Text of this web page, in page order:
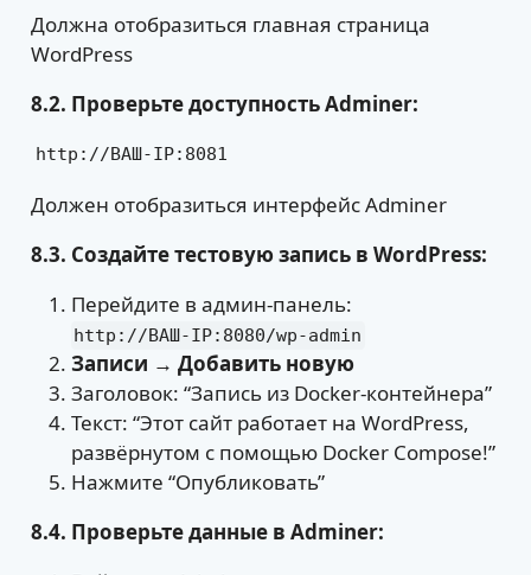
Должна отобразиться главная страница
WordPress
8.2. Проверьте доступность Adminer:
http://ВАШ-IP:8081
Должен отобразиться интерфейс Adminer
8.3. Создайте тестовую запись в WordPress:
Перейдите в админ-панель:
http://ВАШ-IP:8080/wp-admin
Записи → Добавить новую
Заголовок: “Запись из Docker-контейнера”
Текст: “Этот сайт работает на WordPress,
развёрнутом с помощью Docker Compose!”
Нажмите “Опубликовать”
8.4. Проверьте данные в Adminer: